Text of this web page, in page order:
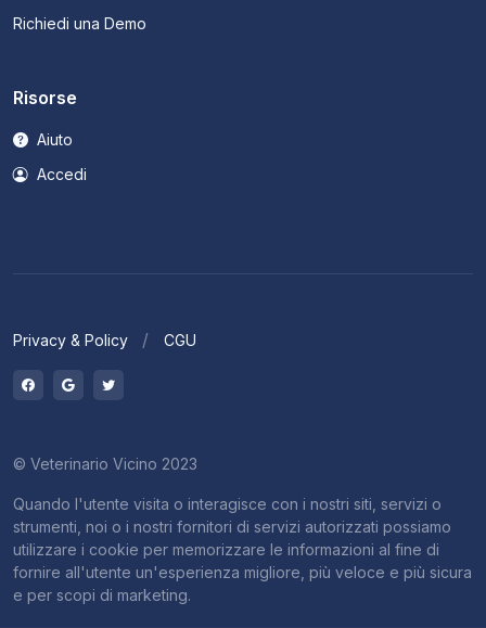
Richiedi una Demo
Risorse
Aiuto
Accedi
Privacy & Policy CGU
© Veterinario Vicino 2023
Quando l'utente visita o interagisce con i nostri siti, servizi o
strumenti, noi o i nostri fornitori di servizi autorizzati possiamo
utilizzare i cookie per memorizzare le informazioni al fine di
fornire all'utente un'esperienza migliore, più veloce e più sicura
e per scopi di marketing.